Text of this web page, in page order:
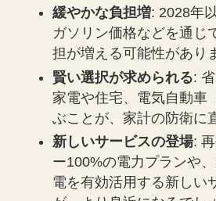
緩やかな負担増: 2028年
ガソリン価格などを通じ
担が増える可能性があり
賢い選択が求められる:
家電や住宅、電気自動車
ぶことが、家計の防衛に
新しいサービスの登場:
ー100%の電力プランや
電を有効活用する新しい